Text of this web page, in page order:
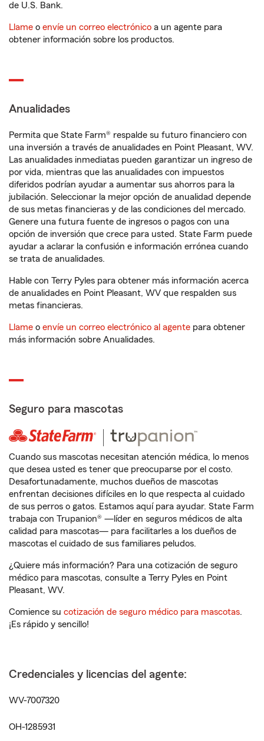
de U.S. Bank.
Llame o envíe un correo electrónico a un agente para
obtener información sobre los productos.
Anualidades
Permita que State Farm® respalde su futuro financiero con
una inversión a través de anualidades en Point Pleasant, WV.
Las anualidades inmediatas pueden garantizar un ingreso de
por vida, mientras que las anualidades con impuestos
diferidos podrían ayudar a aumentar sus ahorros para la
jubilación. Seleccionar la mejor opción de anualidad depende
de sus metas financieras y de las condiciones del mercado.
Genere una futura fuente de ingresos o pagos con una
opción de inversión que crece para usted. State Farm puede
ayudar a aclarar la confusión e información errónea cuando
se trata de anualidades.
Hable con Terry Pyles para obtener más información acerca
de anualidades en Point Pleasant, WV que respalden sus
metas financieras.
Llame o envíe un correo electrónico al agente para obtener
más información sobre Anualidades.
Seguro para mascotas
Cuando sus mascotas necesitan atención médica, lo menos
que desea usted es tener que preocuparse por el costo.
Desafortunadamente, muchos dueños de mascotas
enfrentan decisiones difíciles en lo que respecta al cuidado
de sus perros o gatos. Estamos aquí para ayudar. State Farm
trabaja con Trupanion® —líder en seguros médicos de alta
calidad para mascotas— para facilitarles a los dueños de
mascotas el cuidado de sus familiares peludos.
¿Quiere más información? Para una cotización de seguro
médico para mascotas, consulte a Terry Pyles en Point
Pleasant, WV.
Comience su cotización de seguro médico para mascotas.
¡Es rápido y sencillo!
Credenciales y licencias del agente:
WV-7007320
OH-1285931